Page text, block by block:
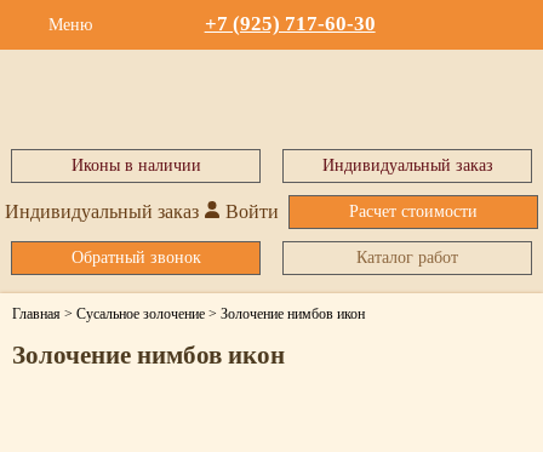
Меню +7 (925) 717-60-30
Иконы в наличии Индивидуальный заказ
Индивидуальный заказ Войти Расчет стоимости
Обратный звонок Каталог работ
Главная > Сусальное золочение > Золочение нимбов икон
Золочение нимбов икон